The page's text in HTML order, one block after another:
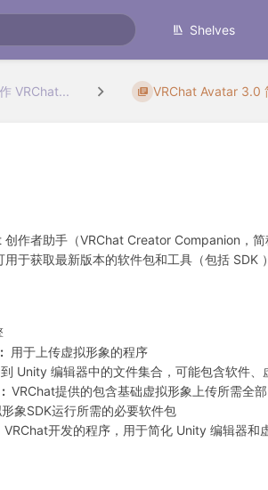
Shelves
VRChat... VRChat Avatar 3.0
创作者助手（VRChat Creator Companion，
于获取最新版本的软件包和工具（包括 SDK
用于上传虚拟形象的程序
Unity 编辑器中的文件集合，可能包含软件
VRChat提供的包含基础虚拟形象上传所需全
象SDK运行所需的必要软件包
VRChat开发的程序，用于简化 Unity 编辑器和